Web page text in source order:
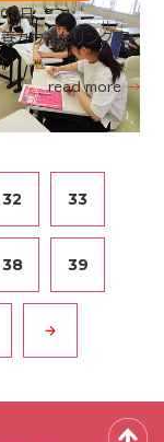
日
カウンセリング実
read more
32 33
38 39